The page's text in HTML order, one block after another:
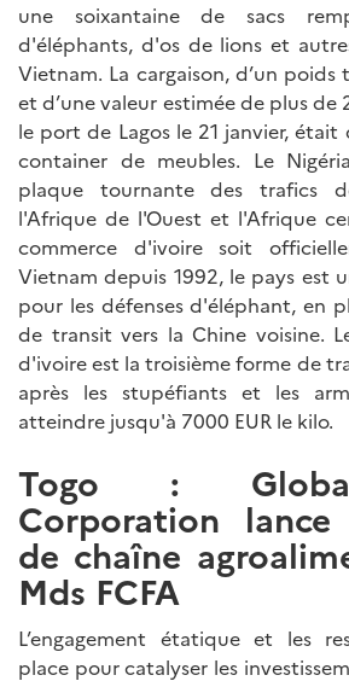
une soixantaine de sacs
d'éléphants, d'os de lions et
Vietnam. La cargaison, d’un
et d’une valeur estimée de plus de
le port de Lagos le 21 janvier, était
container de meubles. Le
plaque tournante des trafics
l'Afrique de l'Ouest et l'Afrique
commerce d'ivoire soit
Vietnam depuis 1992, le pays est
pour les défenses d'éléphant, en
de transit vers la Chine voisine.
d'ivoire est la troisième forme de
après les stupéfiants et les
atteindre jusqu'à 7000 EUR le kilo.
Togo :
Corporation
de chaîne
Mds FCFA
L’engagement étatique et les
place pour catalyser les